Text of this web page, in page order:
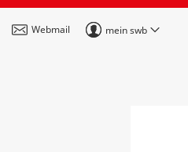
Webmail mein swb